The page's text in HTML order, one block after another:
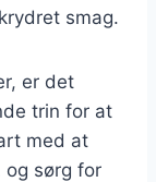
smag.
er det
trin for at
med at
og sørg for